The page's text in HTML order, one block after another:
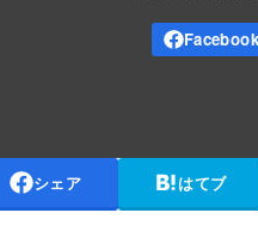
シェア はてブ